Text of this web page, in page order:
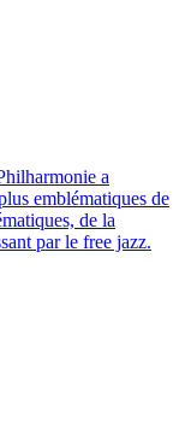
a
emblématiques de
de la
par le free jazz.